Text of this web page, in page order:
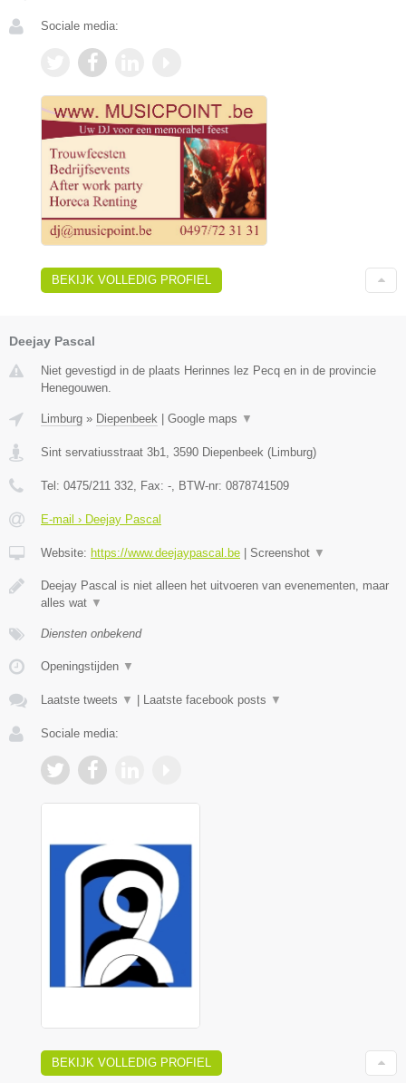
Sociale media:
BEKIJK VOLLEDIG PROFIEL
Deejay Pascal
Niet gevestigd in de plaats Herinnes lez Pecq en in de provincie
Henegouwen.
Limburg » Diepenbeek | Google maps ▼
Sint servatiusstraat 3b1 3590 Diepenbeek (Limburg)
Tel: 0475/211 332 , Fax: - , BTW-nr: 0878741509
E-mail › Deejay Pascal
Website: https://www.deejaypascal.be | Screenshot ▼
Deejay Pascal is niet alleen het uitvoeren van evenementen, maar
alles wat ▼
Diensten onbekend
Openingstijden ▼
Laatste tweets ▼ | Laatste facebook posts ▼
Sociale media:
BEKIJK VOLLEDIG PROFIEL